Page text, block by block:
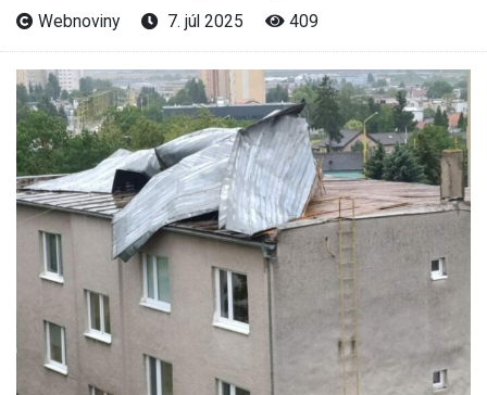
Webnoviny 7. júl 2025 409